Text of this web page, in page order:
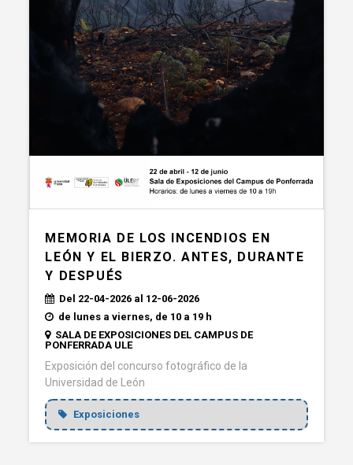
MEMORIA DE LOS INCENDIOS EN
LEÓN Y EL BIERZO. ANTES, DURANTE
Y DESPUÉS
Del 22-04-2026 al 12-06-2026
de lunes a viernes, de 10 a 19 h
SALA DE EXPOSICIONES DEL CAMPUS DE
PONFERRADA ULE
Exposición del concurso fotográfico de la
Universidad de León
Exposiciones